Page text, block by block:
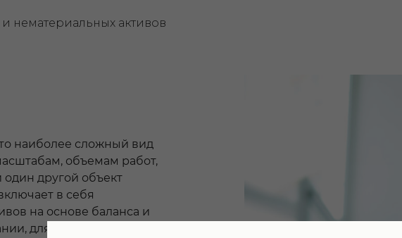
нематериальных активов
наиболее сложный вид
объемам работ,
один другой объект
в себя
на основе баланса и
для корректного